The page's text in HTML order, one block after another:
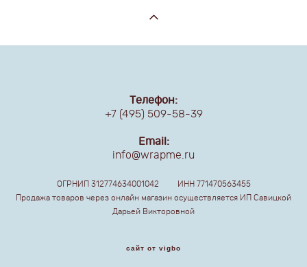
Телефон:
+7 (495) 509-58-39
Email:
info@wrapme.ru
ОГРНИП 312774634001042 ИНН 771470563455
Продажа товаров через онлайн магазин осуществляется ИП Савицкой
Дарьей Викторовной
сайт от vigbo